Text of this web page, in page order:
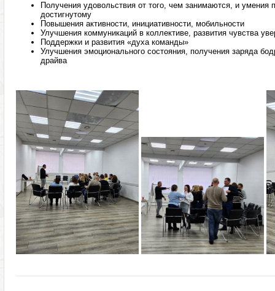
Получения удовольствия от того, чем занимаются, и умения
достигнутому
Повышения активности, инициативности, мобильности
Улучшения коммуникаций в коллективе, развития чувства
Поддержки и развития «духа команды»
Улучшения эмоционального состояния, получения заряда
драйва